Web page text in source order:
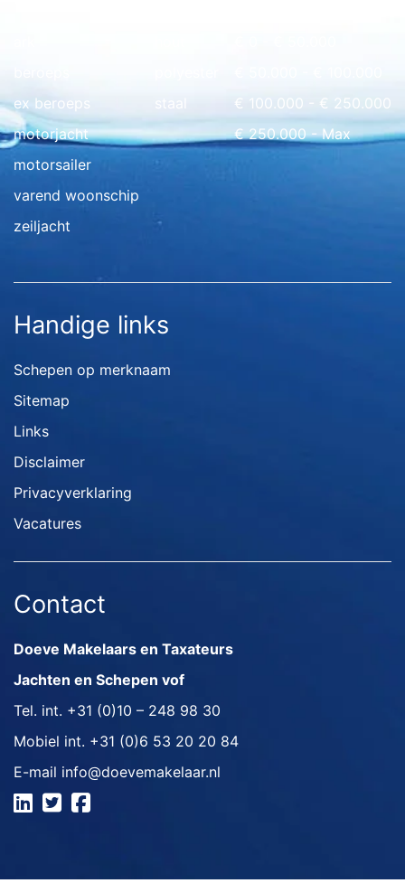
ex beroeps
motorjacht
motorsailer
varend woonschip
zeiljacht
€ 100.000 - € 250.000
€ 250.000 - Max
Handige links
Schepen op merknaam
Sitemap
Links
Disclaimer
Privacyverklaring
Vacatures
Contact
Doeve Makelaars en Taxateurs
Jachten en Schepen vof
Tel. int. +31 (0)10 – 248 98 30
Mobiel int. +31 (0)6 53 20 20 84
E-mail info@doevemakelaar.nl